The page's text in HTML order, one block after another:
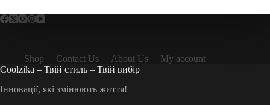
Shop Contact Us About Us
My account
Coolzika – Твій стиль – Твій вибір
Інновації, які змінюють життя!